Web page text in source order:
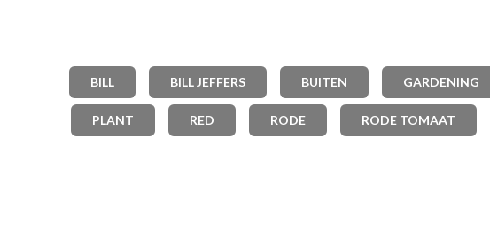
BILL BILL JEFFERS BUITEN GARDENING
PLANT RED RODE RODE TOMAAT